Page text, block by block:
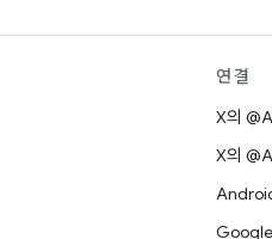
연결
X의
X의